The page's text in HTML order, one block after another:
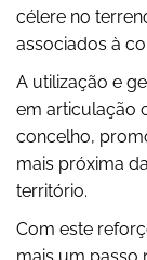
célere no
associados à
A utilização e
em articulação
concelho,
mais próxima
território.
Com este